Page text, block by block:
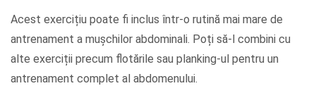
Acest exercițiu poate fi inclus într-o rutină mai mare de
antrenament a mușchilor abdominali. Poți să-l combini cu
alte exerciții precum flotările sau planking-ul pentru un
antrenament complet al abdomenului.